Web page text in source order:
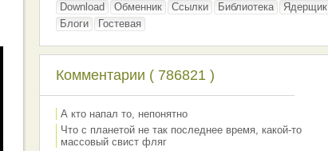
Download
Обменник Ссылки Библиотека
Ядерщик
Блоги
Гостевая
Комментарии ( 786821 )
А кто напал то, непонятно
Что с планетой не так последнее время, какой-то
массовый свист фляг